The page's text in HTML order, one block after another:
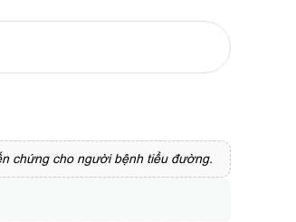
chứng cho người bệnh tiểu đường.